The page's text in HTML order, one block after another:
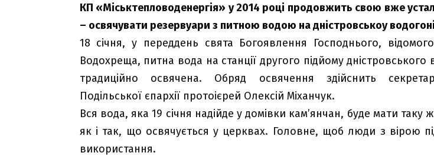
КП «Міськтепловоденергія» у 2014 році продовжить свою вже
– освячувати резервуари з питною водою на дністровськоу
18 січня, у переддень свята Богоявлення Господнього,
Водохреща, питна вода на станції другого підйому дністровського
традиційно освячена. Обряд освячення здійснить
Подільської єпархії протоієрей Олексій Міханчук.
Вся вода, яка 19 січня надійде у домівки кам’янчан, буде мати таку
як і так, що освячується у церквах. Головне, щоб люди з вірою
використання.